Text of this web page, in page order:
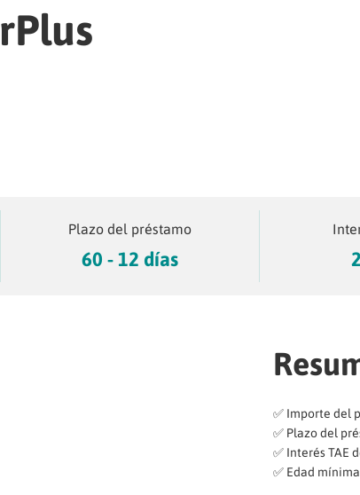
Plazo del préstamo
60 - 12 días
✅ Importe del
✅ Plazo del
✅ Interés TAE
✅ Edad